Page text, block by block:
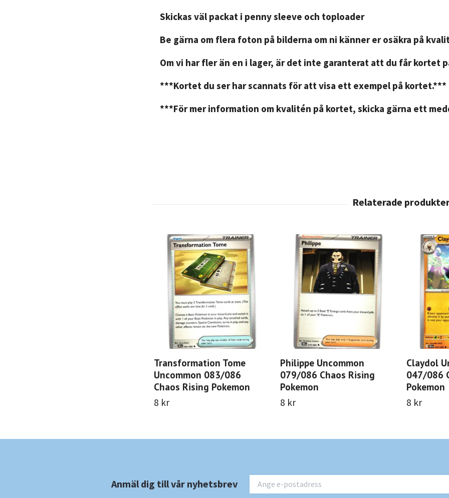
Skickas väl packat i penny sleeve och toploader
Be gärna om flera foton på bilderna om ni känner er osäkra på
Om vi har fler än en i lager, är det inte garanterat att du får kortet
***Kortet du ser har scannats för att visa ett exempel på kortet.***
***För mer information om kvalitén på kortet, skicka gärna ett
Transformation Tome
Uncommon 083/086
Chaos Rising Pokemon
8 kr
Philippe Uncommon
079/086 Chaos Rising
Pokemon
8 kr
Claydol
047/086
Pokemon
8 kr
Anmäl dig till vår nyhetsbrev